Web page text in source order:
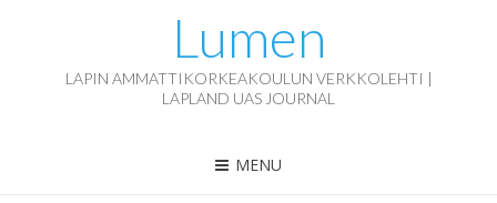
Lumen
LAPIN AMMATTIKORKEAKOULUN VERKKOLEHTI |
LAPLAND UAS JOURNAL
MENU